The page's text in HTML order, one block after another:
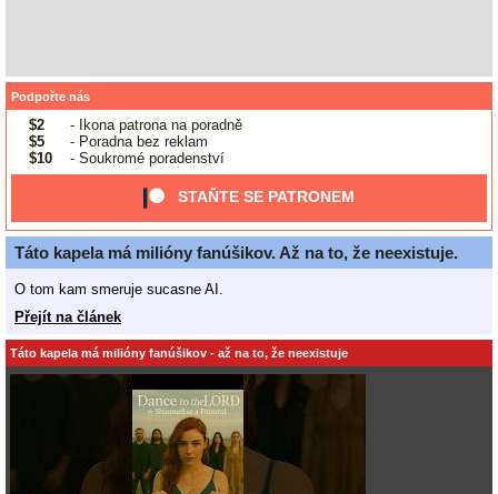
Podpořte nás
$2
- Ikona patrona na poradně
$5
- Poradna bez reklam
$10
- Soukromé poradenství
STAŇTE SE PATRONEM
Táto kapela má milióny fanúšikov. Až na to, že neexistuje.
O tom kam smeruje sucasne AI.
Přejít na článek
Táto kapela má milióny fanúšikov - až na to, že neexistuje